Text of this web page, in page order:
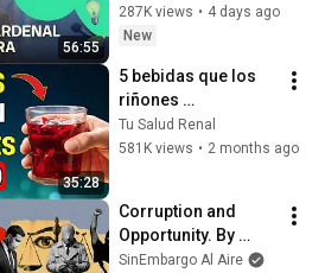
56:55
Rivera (01/08/2026)
287K views • 4 days ago
New
35:28
5 bebidas que los
riñones
envejecidos
necesitan… y casi
Tu Salud Renal
581K views • 2 months ago
Corruption and
Opportunity. By
Lorenzo Meyer
SinEmbargo Al Aire